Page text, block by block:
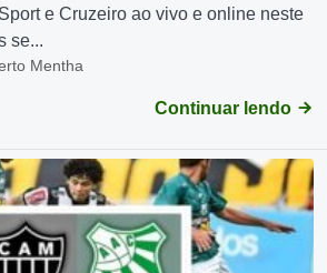
e Cruzeiro ao vivo e online neste
se...
Mentha
Continuar lendo